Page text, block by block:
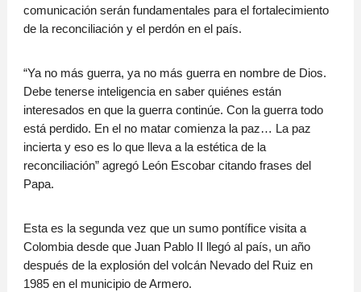
comunicación serán fundamentales para el fortalecimiento
de la reconciliación y el perdón en el país.
“Ya no más guerra, ya no más guerra en nombre de Dios.
Debe tenerse inteligencia en saber quiénes están
interesados en que la guerra continúe. Con la guerra todo
está perdido. En el no matar comienza la paz… La paz
incierta y eso es lo que lleva a la estética de la
reconciliación” agregó León Escobar citando frases del
Papa.
Esta es la segunda vez que un sumo pontífice visita a
Colombia desde que Juan Pablo II llegó al país, un año
después de la explosión del volcán Nevado del Ruiz en
1985 en el municipio de Armero.